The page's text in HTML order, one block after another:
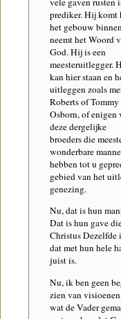
prediker. Hij komt
het gebouw
neemt het Woord
God. Hij is een
meesteruitlegger.
kan hier staan en
uitleggen zoals
Roberts of Tommy
Osborn, of enigen
deze dergelijke
broeders die
wonderbare
hebben tot u
gebied van het
genezing.
Nu, dat is hun
Dat is hun gave
Christus Dezelfde
dat met hun hele
juist is.
Nu, ik ben geen
zien van
wat de Vader